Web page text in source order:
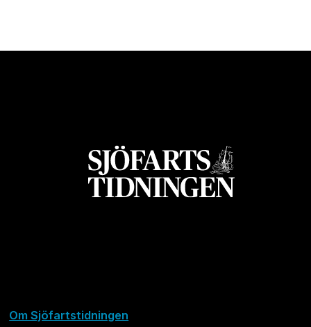
Om Sjöfartstidningen